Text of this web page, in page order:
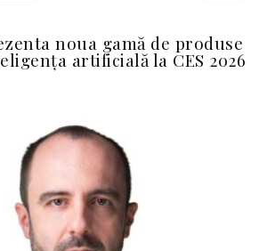
noua gamă de produse
artificială la CES 2026